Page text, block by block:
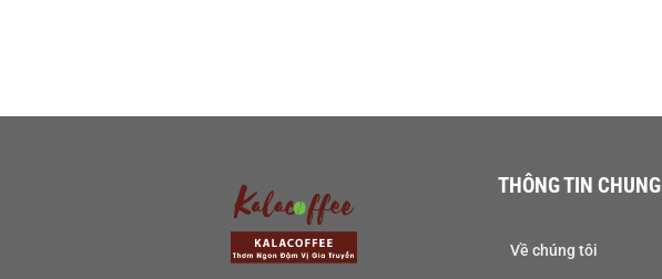
THÔNG TIN CHUNG
Về chúng tôi